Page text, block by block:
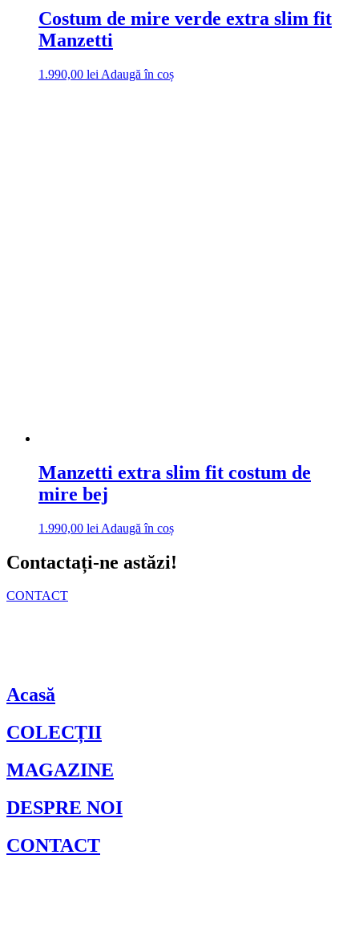
Costum de mire verde extra slim fit
Manzetti
1.990,00 lei Adaugă în coș
Manzetti extra slim fit costum de
mire bej
1.990,00 lei Adaugă în coș
Contactați-ne astăzi!
CONTACT
Acasă
COLECȚII
MAGAZINE
DESPRE NOI
CONTACT